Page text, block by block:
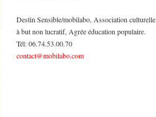
Destin Sensible/mobilabo, Association culturelle
à but non lucratif, Agrée éducation populaire.
Tél: 06.74.53.00.70
contact@mobilabo.com